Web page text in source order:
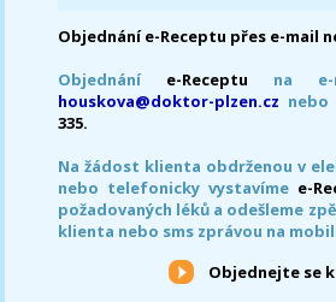
Objednání e-Receptu přes e-mail
Objednání e-Receptu na e-
houskova@doktor-plzen.cz
335.
Na žádost klienta obdrženou v
nebo telefonicky vystavíme e-
požadovaných léků a odešleme
klienta nebo sms zprávou na
Objednejte se k